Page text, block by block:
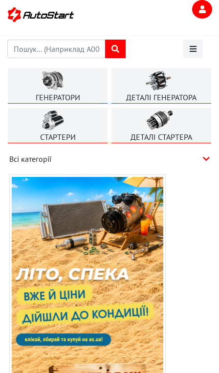
ГЕНЕРАТОРИ ДЕТАЛІ ГЕНЕРАТОРА
СТАРТЕРИ ДЕТАЛІ СТАРТЕРА
Всі категорії